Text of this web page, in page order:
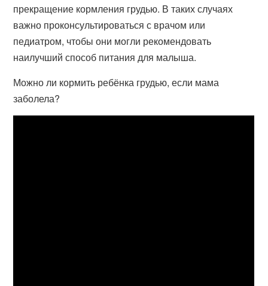
прекращение кормления грудью. В таких случаях
важно проконсультироваться с врачом или
педиатром, чтобы они могли рекомендовать
наилучший способ питания для малыша.
Можно ли кормить ребёнка грудью, если мама
заболела?